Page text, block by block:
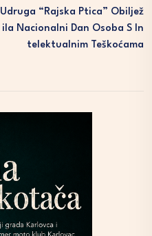
Udruga “Rajska Ptica” Obiljež
Ila Nacionalni Dan Osoba S In
Telektualnim Teškoćama